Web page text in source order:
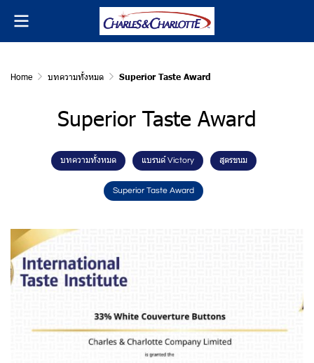
Home บทความทั้งหมด Superior Taste Award
Superior Taste Award
บทความทั้งหมด แบรนด์ Victory สูตรขนม
Superior Taste Award